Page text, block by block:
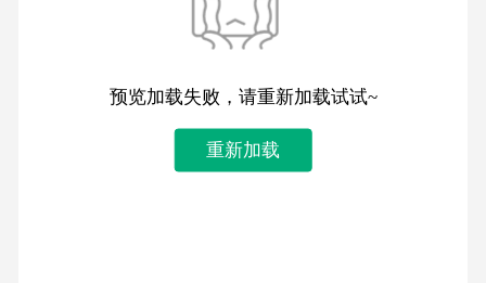
预览加载失败，请重新加载试试~
重新加载